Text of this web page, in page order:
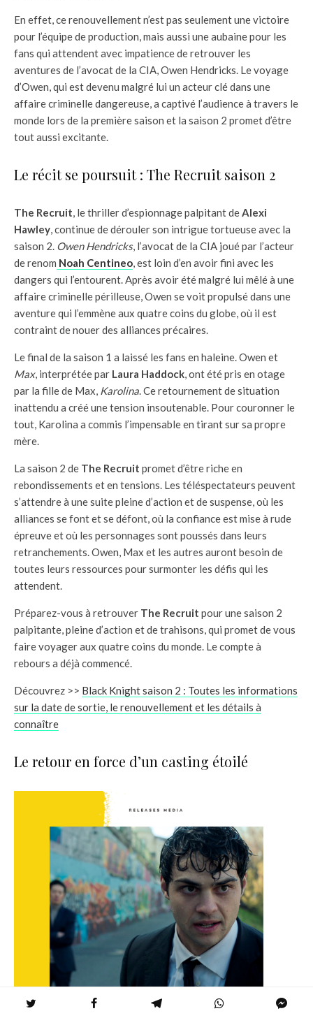
En effet, ce renouvellement n’est pas seulement une victoire
pour l’équipe de production, mais aussi une aubaine pour les
fans qui attendent avec impatience de retrouver les
aventures de l’avocat de la CIA, Owen Hendricks. Le voyage
d’Owen, qui est devenu malgré lui un acteur clé dans une
affaire criminelle dangereuse, a captivé l’audience à travers le
monde lors de la première saison et la saison 2 promet d’être
tout aussi excitante.
Le récit se poursuit : The Recruit saison 2
The Recruit, le thriller d’espionnage palpitant deAlexi
Hawley, continue de dérouler son intrigue tortueuse avec la
saison 2. Owen Hendricks, l’avocat de la CIA joué par l’acteur
de renom Noah Centineo, est loin d’en avoir fini avec les
dangers qui l’entourent. Après avoir été malgré lui mêlé à une
affaire criminelle périlleuse, Owen se voit propulsé dans une
aventure qui l’emmène aux quatre coins du globe, où il est
contraint de nouer des alliances précaires.
Le final de la saison 1 a laissé les fans en haleine. Owen et
Max, interprétée par Laura Haddock, ont été pris en otage
par la fille de Max, Karolina. Ce retournement de situation
inattendu a créé une tension insoutenable. Pour couronner le
tout, Karolina a commis l’impensable en tirant sur sa propre
mère.
La saison 2 de The Recruit promet d’être riche en
rebondissements et en tensions. Les téléspectateurs peuvent
s’attendre à une suite pleine d’action et de suspense, où les
alliances se font et se défont, où la confiance est mise à rude
épreuve et où les personnages sont poussés dans leurs
retranchements. Owen, Max et les autres auront besoin de
toutes leurs ressources pour surmonter les défis qui les
attendent.
Préparez-vous à retrouver The Recruit pour une saison 2
palpitante, pleine d’action et de trahisons, qui promet de vous
faire voyager aux quatre coins du monde. Le compte à
rebours a déjà commencé.
Découvrez >> Black Knight saison 2 : Toutes les informations
sur la date de sortie, le renouvellement et les détails à
connaître
Le retour en force d’un casting étoilé